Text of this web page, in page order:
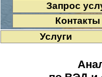
Запрос
Контакты
Услуги